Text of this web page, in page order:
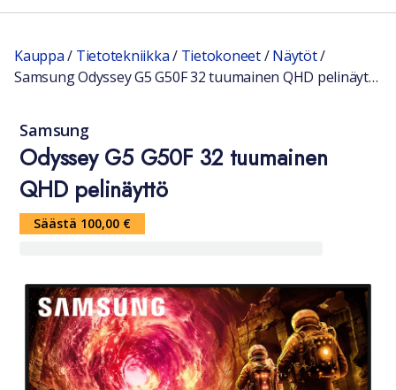
Kauppa/ Tietotekniikka/ Tietokoneet/Näytöt/
Samsung Odyssey G5 G50F 32 tuumainen QHD pelinäyttö
Odyssey G5 G50F 32 tuumainen
QHD pelinäyttö
Samsung
Säästä 100,00 €